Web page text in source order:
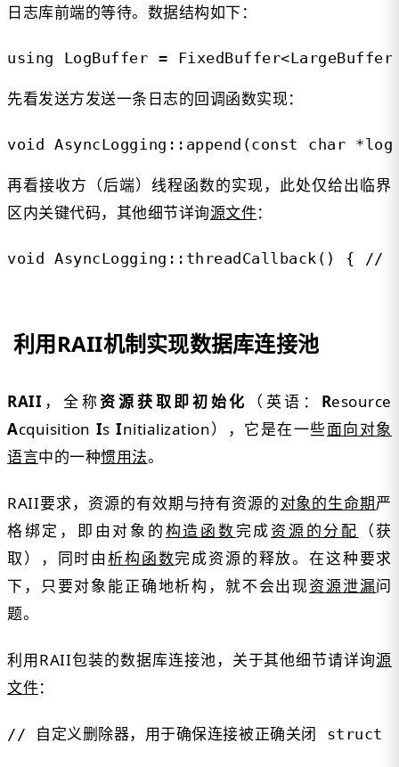
日志库前端的等待。数据结构如下：
using LogBuffer =
先看发送方发送一条日志的回调函数实现：
void AsyncLogging::append(const char
再看接收方（后端）线程函数的实现，此处仅给出临界
区内关键代码，其他细节详询源文件：
void AsyncLogging::threadCallback() { // ...
利用RAII机制实现数据库连接池
RAII ，全称资源获取即初始化 （英语： Resource
Acquisition IsInitialization），它是在一些面向对象
语言中的一种惯用法。
RAII要求，资源的有效期与持有资源的对象的生命期严
格绑定，即由对象的构造函数完成资源的分配
（获
取），同时由析构函数完成资源的释放。在这种要求
下，只要对象能正确地析构，就不会出现资源泄漏问
题。
利用RAII包装的数据库连接池，关于其他细节请详询源
文件：
// 自定义删除器，用于确保连接被正确关